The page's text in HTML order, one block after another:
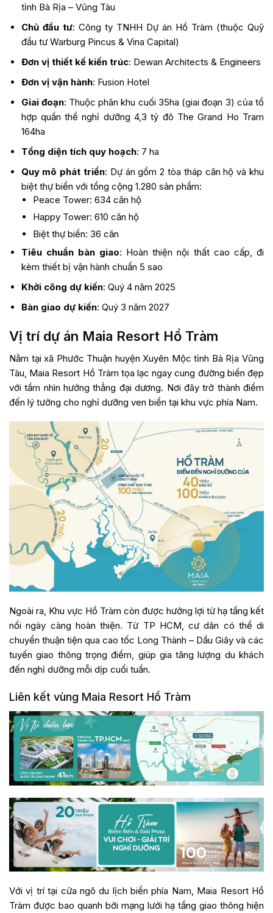
tỉnh Bà Rịa – Vũng Tàu
Chủ đầu tư: Công ty TNHH Dự án Hồ Tràm (thuộc Quỹ
đầu tư Warburg Pincus & Vina Capital)
Đơn vị thiết kế kiến trúc: Dewan Architects & Engineers
Đơn vị vận hành: Fusion Hotel
Giai đoạn: Thuộc phân khu cuối 35ha (giai đoạn 3) của tổ
hợp quần thể nghỉ dưỡng 4,3 tỷ đô The Grand Ho Tram
164ha
Tổng diện tích quy hoạch: 7 ha
Quy mô phát triển: Dự án gồm 2 tòa tháp căn hộ và khu
biệt thự biển với tổng cộng 1.280 sản phẩm:
Peace Tower: 634 căn hộ
Happy Tower: 610 căn hộ
Biệt thự biển: 36 căn
Tiêu chuẩn bàn giao: Hoàn thiện nội thất cao cấp, đi
kèm thiết bị vận hành chuẩn 5 sao
Khởi công dự kiến: Quý 4 năm 2025
Bàn giao dự kiến: Quý 3 năm 2027
Vị trí dự án Maia Resort Hồ Tràm
Nằm tại xã Phước Thuận huyện Xuyên Mộc tỉnh Bà Rịa Vũng
Tàu, Maia Resort Hồ Tràm tọa lạc ngay cung đường biển đẹp
với tầm nhìn hướng thẳng đại dương. Nơi đây trở thành điểm
đến lý tưởng cho nghỉ dưỡng ven biển tại khu vực phía Nam.
Ngoài ra, Khu vực Hồ Tràm còn được hưởng lợi từ hạ tầng kết
nối ngày càng hoàn thiện. Từ TP HCM, cư dân có thể di
chuyển thuận tiện qua cao tốc Long Thành – Dầu Giây và các
tuyến giao thông trọng điểm, giúp gia tăng lượng du khách
đến nghỉ dưỡng mỗi dịp cuối tuần.
Liên kết vùng Maia Resort Hồ Tràm
Với vị trí tại cửa ngõ du lịch biển phía Nam, Maia Resort Hồ
Tràm được bao quanh bởi mạng lưới hạ tầng giao thông hiện